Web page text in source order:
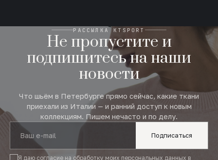
РАССЫЛКА KTSPORT
Не пропустите и
подпишитесь на наши
новости
Что шьём в Петербурге прямо сейчас, какие ткани
приехали из Италии — и ранний доступ к новым
коллекциям. Пишем нечасто и по делу.
Подписаться
Я даю согласие на обработку моих персональных данных в